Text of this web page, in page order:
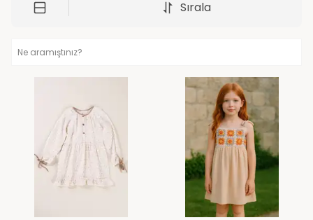
Sırala